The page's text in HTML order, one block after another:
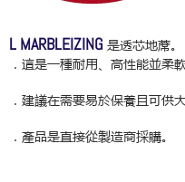
L MARBLEIZING 是透芯地蓆。
．這是一種耐用、高性能並
．建議在需要易於保養且可
．產品是直接從製造商採購。